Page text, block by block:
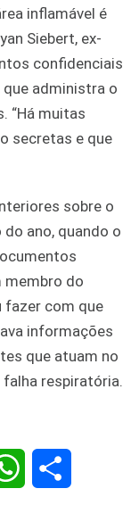
inflamável é
Siebert, ex-
confidenciais
que administra o
“Há muitas
secretas e que
sobre o
ano, quando o
membro do
fazer com que
informações
que atuam no
respiratória.